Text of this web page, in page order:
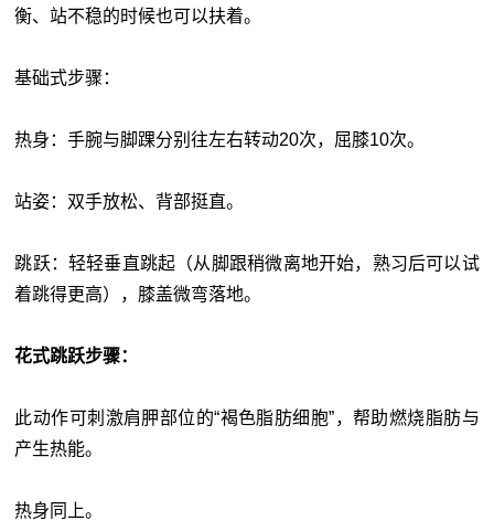
衡、站不稳的时候也可以扶着。
基础式步骤：
热身：手腕与脚踝分别往左右转动20次，屈膝10次。
站姿：双手放松、背部挺直。
跳跃：轻轻垂直跳起（从脚跟稍微离地开始，熟习后可以试
着跳得更高），膝盖微弯落地。
花式跳跃步骤：
此动作可刺激肩胛部位的“褐色脂肪细胞”，帮助燃烧脂肪与
产生热能。
热身同上。